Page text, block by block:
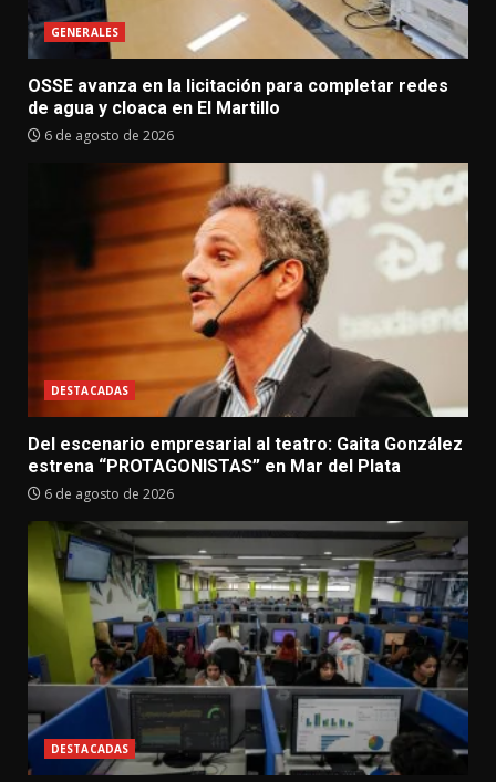
GENERALES
OSSE avanza en la licitación para completar redes
de agua y cloaca en El Martillo
6 de agosto de 2026
DESTACADAS
Del escenario empresarial al teatro: Gaita González
estrena “PROTAGONISTAS” en Mar del Plata
6 de agosto de 2026
DESTACADAS